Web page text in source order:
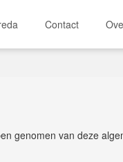
Contact
genomen van deze